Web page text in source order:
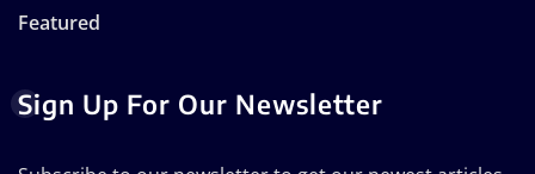
Featured
Sign Up For Our Newsletter